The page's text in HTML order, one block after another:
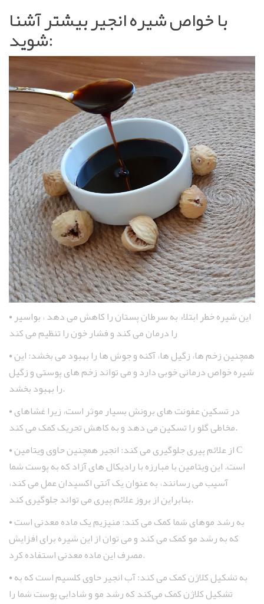
با خواص شیره انجیر بیشتر آشنا
شوید:
•این شیره خطر ابتلاء به سرطان پستان را کاهش می‌ دهد ، بواسیر
را درمان می ‌کند و فشار خون را تنظیم می‌ کند
•همچنین زخم‌ ها، زگیل‌ ها، آکنه و جوش‌ ها را بهبود می ‌بخشد: این
شیره خواص درمانی خوبی دارد و می ‌تواند زخم ‌های پوستی و زگیل
را بهبود بخشد.
•در تسکین عفونت های برونش بسیار موثر است، زیرا غشاهای
مخاطی گلو را تسکین می دهد و به کاهش تحریک کمک می کند.
•از علائم پیری جلوگیری می ‌کند: انجیر همچنین حاوی ویتامین C
است. این ویتامین با مبارزه با رادیکال‌ های آزاد که به پوست شما
آسیب می ‌رسانند، به عنوان یک آنتی اکسیدان عمل می‌ کند،
بنابراین از بروز علائم پیری می تواند جلوگیری ‌کند.
•به رشد موهای شما کمک می‌ کند: منیزیم یک ماده معدنی است
که به رشد مو کمک می‌ کند و می توان از این شیره برای افزایش
مصرف این ماده معدنی استفاده کرد.
•به تشکیل کلاژن کمک می‌ کند: آب انجیر حاوی کلسیم است که به
تشکیل کلاژن کمک می‌کند که رشد مو و شادابی پوست شما را